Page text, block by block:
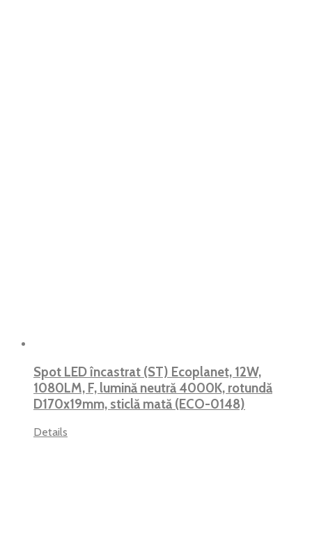
Spot LED încastrat (ST) Ecoplanet, 12W,
1080LM, F, lumină neutră 4000K, rotundă
D170x19mm, sticlă mată (ECO-0148)
Details